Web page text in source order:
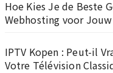
Hoe Kies Je de Beste
Webhosting voor
IPTV Kopen : Peut-il
Votre Télévision